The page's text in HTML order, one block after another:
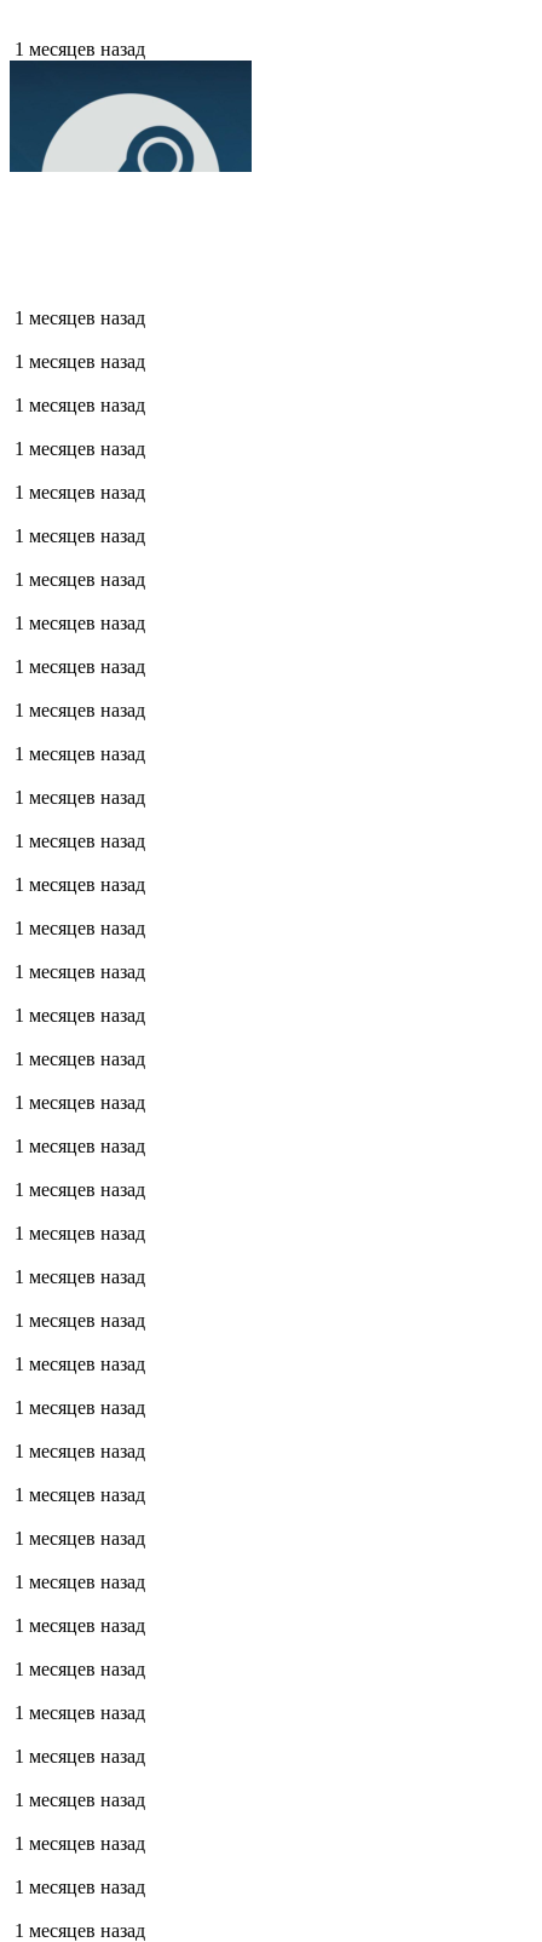
1 месяцев назад
1 месяцев назад
1 месяцев назад
1 месяцев назад
1 месяцев назад
1 месяцев назад
1 месяцев назад
1 месяцев назад
1 месяцев назад
1 месяцев назад
1 месяцев назад
1 месяцев назад
1 месяцев назад
1 месяцев назад
1 месяцев назад
1 месяцев назад
1 месяцев назад
1 месяцев назад
1 месяцев назад
1 месяцев назад
1 месяцев назад
1 месяцев назад
1 месяцев назад
1 месяцев назад
1 месяцев назад
1 месяцев назад
1 месяцев назад
1 месяцев назад
1 месяцев назад
1 месяцев назад
1 месяцев назад
1 месяцев назад
1 месяцев назад
1 месяцев назад
1 месяцев назад
1 месяцев назад
1 месяцев назад
1 месяцев назад
1 месяцев назад